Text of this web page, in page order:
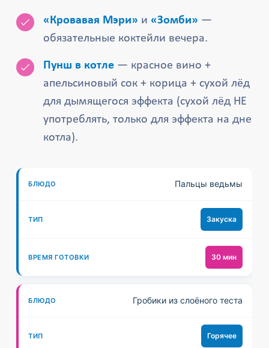
«Кровавая Мэри» и «Зомби» —
обязательные коктейли вечера.
Пунш в котле — красное вино +
апельсиновый сок + корица + сухой лёд
для дымящегося эффекта (сухой лёд НЕ
употреблять, только для эффекта на дне
котла).
Пальцы ведьмы
Закуска
30 мин
Гробики из слоёного теста
Горячее